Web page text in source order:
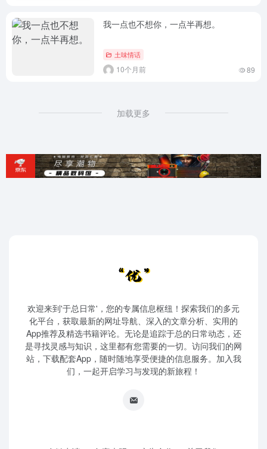
我一点也不想你，一点半再想。
土味情话
10个月前 89
加载更多
欢迎来到'于总日常'，您的专属信息枢纽！探索我们的多元
化平台，获取最新的网址导航、深入的文章分析、实用的
App推荐及精选书籍评论。无论是追踪于总的日常动态，还
是寻找灵感与知识，这里都有您需要的一切。访问我们的网
站，下载配套App，随时随地享受便捷的信息服务。加入我
们，一起开启学习与发现的新旅程！